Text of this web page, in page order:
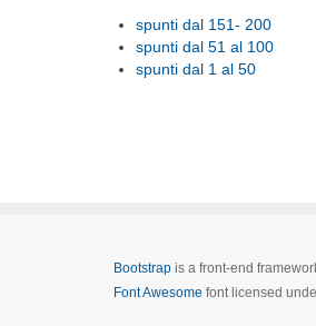
spunti dal 151- 200
spunti dal 51 al 100
spunti dal 1 al 50
Bootstrap is a front-end
Font Awesome font licensed